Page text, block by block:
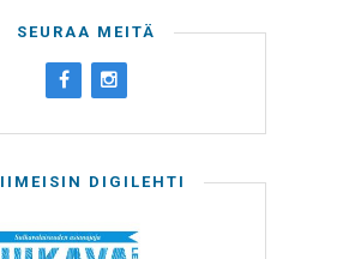
SEURAA MEITÄ
DIGILEHTI